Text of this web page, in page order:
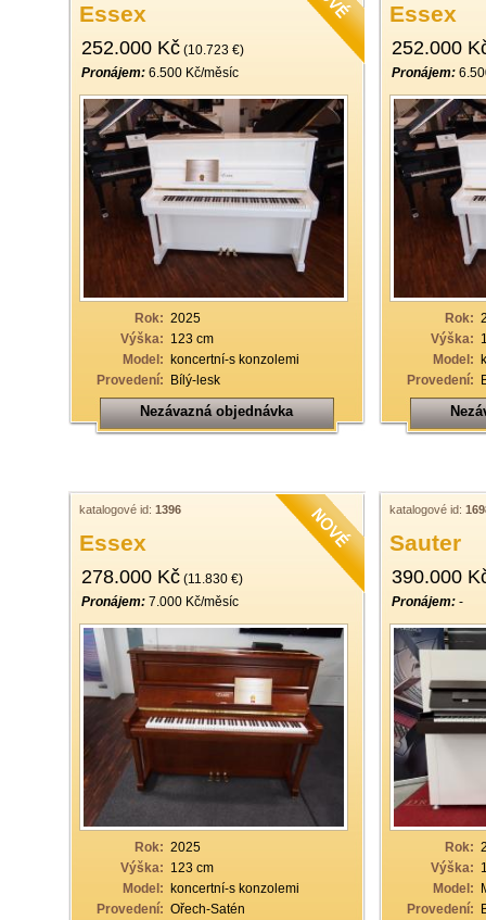
Essex
252.000 Kč (10.723 €)
Pronájem: 6.500 Kč/měsíc
Rok: 2025
Výška: 123 cm
Model: koncertní-s konzolemi
Provedení: Bílý-lesk
Nezávazná objednávka
Essex
252.000
Pronájem:
Rok:
Výška:
Model:
Provedení:
katalogové id: 1396
Essex
278.000 Kč (11.830 €)
Pronájem: 7.000 Kč/měsíc
Rok: 2025
Výška: 123 cm
Model: koncertní-s konzolemi
Provedení: Ořech-Satén
katalogové id:
Sauter
390.000
Pronájem: -
Rok:
Výška:
Model:
Provedení: